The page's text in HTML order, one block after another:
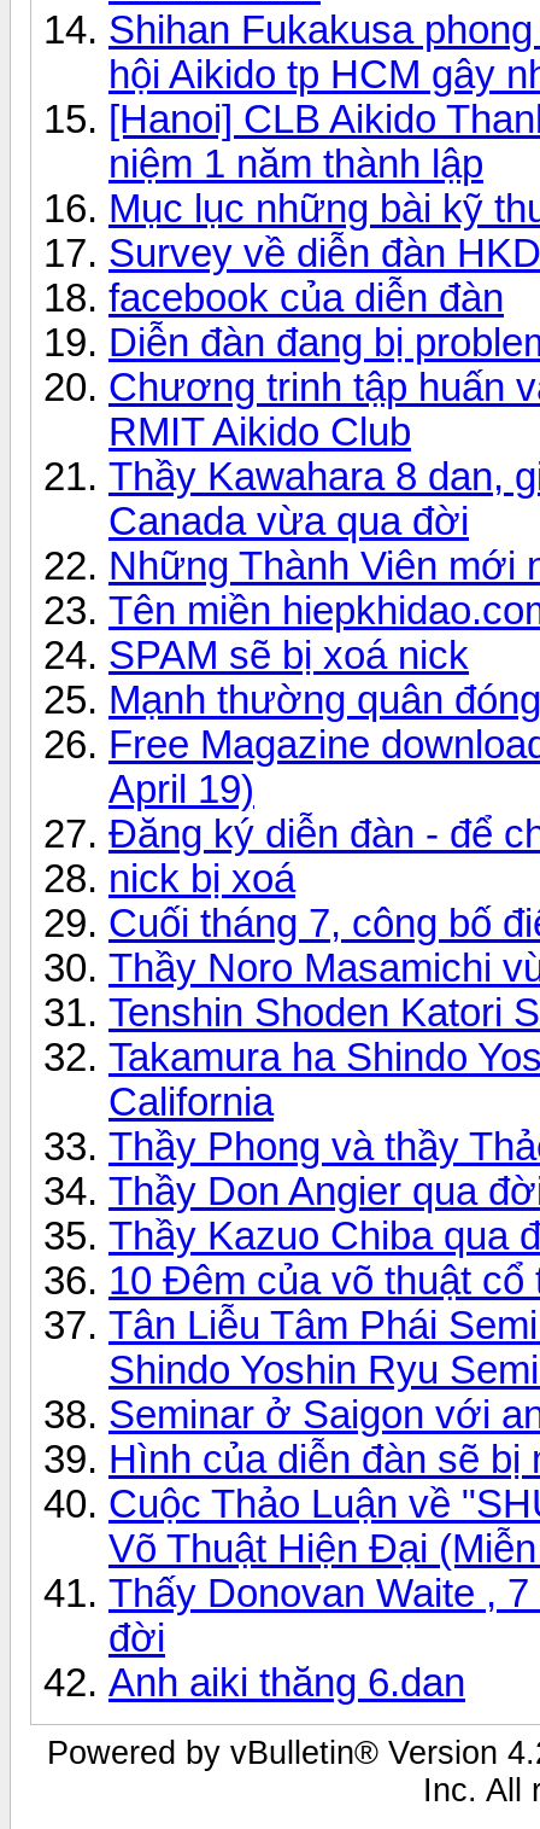
Shihan Fukakusa
hội Aikido tp HCM gây
[Hanoi] CLB Aikido
niệm 1 năm thành lập
Mục lục những bài kỹ
Survey về diễn đàn
facebook của diễn đàn
Diễn đàn đang bị
Chương trinh tập huấn
RMIT Aikido Club
Thầy Kawahara 8 dan,
Canada vừa qua đời
Những Thành Viên mới
Tên miền
SPAM sẽ bị xoá nick
Mạnh thường quân
Free Magazine
April 19)
Đăng ký diễn đàn - để
nick bị xoá
Cuối tháng 7, công bố
Thầy Noro Masamichi
Tenshin Shoden Katori
Takamura ha Shindo
California
Thầy Phong và thầy
Thầy Don Angier qua
Thầy Kazuo Chiba qua
10 Đêm của võ thuật
Tân Liễu Tâm Phái
Shindo Yoshin Ryu
Seminar ở Saigon với
Hình của diễn đàn sẽ bị
Cuộc Thảo Luận về
Võ Thuật Hiện Đại
Thấy Donovan Waite ,
đời
Anh aiki thăng 6.dan
Powered by vBulletin® Version
Inc. All